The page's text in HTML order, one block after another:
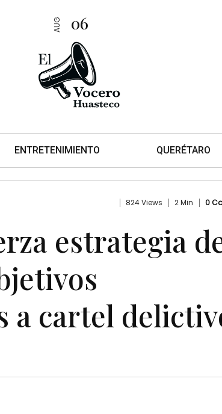
06
AUG
ENTRETENIMIENTO QUERÉTARO
824 Views 2 Min 0
estrategia
a cartel